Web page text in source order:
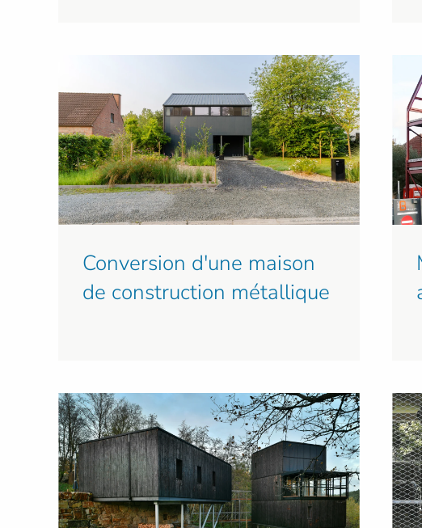
Conversion d'une maison
de construction métallique